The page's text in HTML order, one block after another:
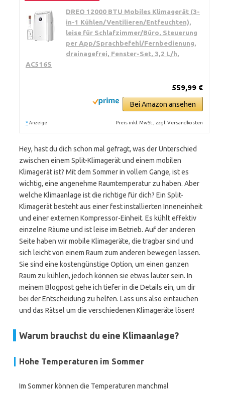
DREO 12000 BTU Mobiles Klimagerät (3-
in-1 Kühlen/Ventilieren/Entfeuchten),
leise für Schlafzimmer/Büro, Steuerung
per App/Sprachbefehl/Fernbedienung,
drainagefrei, Fenster-Set, 3,2 L/h,
AC516S
559,99 €
Bei Amazon ansehen
* Anzeige Preis inkl. MwSt., zzgl. Versandkosten
Hey, hast du dich schon mal gefragt, was der Unterschied
zwischen einem Split-Klimagerät und einem mobilen
Klimagerät ist? Mit dem Sommer in vollem Gange, ist es
wichtig, eine angenehme Raumtemperatur zu haben. Aber
welche Klimaanlage ist die richtige für dich? Ein Split-
Klimagerät besteht aus einer fest installierten Inneneinheit
und einer externen Kompressor-Einheit. Es kühlt effektiv
einzelne Räume und ist leise im Betrieb. Auf der anderen
Seite haben wir mobile Klimageräte, die tragbar sind und
sich leicht von einem Raum zum anderen bewegen lassen.
Sie sind eine kostengünstige Option, um einen ganzen
Raum zu kühlen, jedoch können sie etwas lauter sein. In
meinem Blogpost gehe ich tiefer in die Details ein, um dir
bei der Entscheidung zu helfen. Lass uns also eintauchen
und das Rätsel um die verschiedenen Klimageräte lösen!
Warum brauchst du eine Klimaanlage?
Hohe Temperaturen im Sommer
Im Sommer können die Temperaturen manchmal